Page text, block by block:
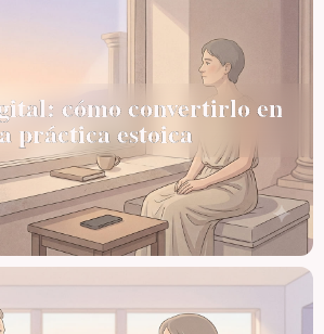
cómo convertirlo en
práctica estoica